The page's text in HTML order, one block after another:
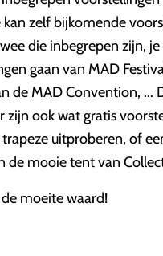
kan zelf bijkomende
die inbegrepen zijn,
gaan van MAD
de MAD Convention, ...
zijn ook wat gratis
uitproberen, of
de mooie tent van
moeite waard!